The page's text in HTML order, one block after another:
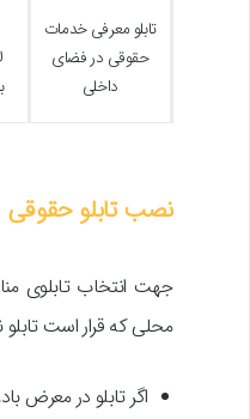
تابلو معرفی خدمات
حقوقی در فضای
داخلی
نصب تابلو حقوقی
جهت انتخاب تابلوی
محلی که قرار است
اگر تابلو در معرض